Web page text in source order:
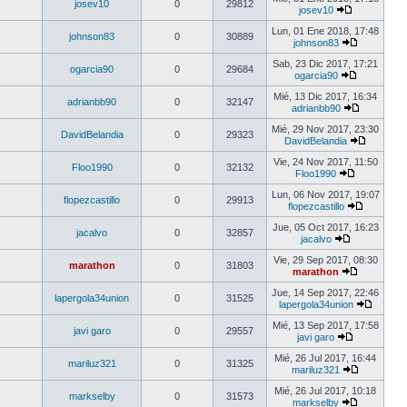
josev10 0 29812
josev10
johnson83 0 30889
Lun, 01 Ene 2018, 17:48
johnson83
ogarcia90 0 29684
Sab, 23 Dic 2017, 17:21
ogarcia90
adrianbb90 0 32147
Mié, 13 Dic 2017, 16:34
adrianbb90
DavidBelandia 0 29323
Mié, 29 Nov 2017, 23:30
DavidBelandia
Floo1990 0 32132
Vie, 24 Nov 2017, 11:50
Floo1990
flopezcastillo 0 29913
Lun, 06 Nov 2017, 19:07
flopezcastillo
jacalvo 0 32857
Jue, 05 Oct 2017, 16:23
jacalvo
marathon 0 31803
Vie, 29 Sep 2017, 08:30
marathon
lapergola34union 0 31525
Jue, 14 Sep 2017, 22:46
lapergola34union
javi garo 0 29557
Mié, 13 Sep 2017, 17:58
javi garo
mariluz321 0 31325
Mié, 26 Jul 2017, 16:44
mariluz321
markselby 0 31573
Mié, 26 Jul 2017, 10:18
markselby